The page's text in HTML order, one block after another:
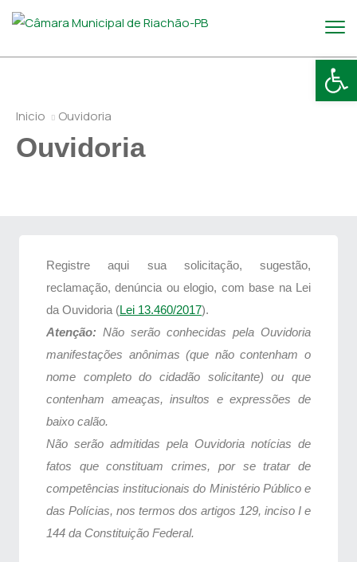
Inicio Ouvidoria
Ouvidoria
Registre aqui sua solicitação, sugestão,
reclamação, denúncia ou elogio, com base na Lei
da Ouvidoria (Lei 13.460/2017).
Atenção: Não serão conhecidas pela Ouvidoria
manifestações anônimas (que não contenham o
nome completo do cidadão solicitante) ou que
contenham ameaças, insultos e expressões de
baixo calão.
Não serão admitidas pela Ouvidoria notícias de
fatos que constituam crimes, por se tratar de
competências institucionais do Ministério Público e
das Polícias, nos termos dos artigos 129, inciso I e
144 da Constituição Federal.